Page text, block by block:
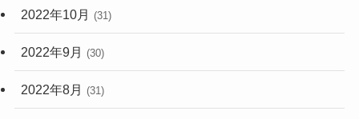
2022年10月 (31)
2022年9月 (30)
2022年8月 (31)